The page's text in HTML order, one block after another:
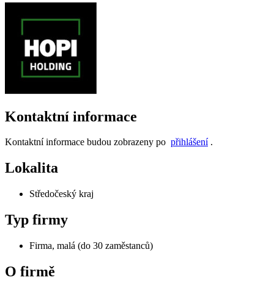
Kontaktní informace
Kontaktní informace budou zobrazeny po přihlášení.
Lokalita
Středočeský kraj
Typ firmy
Firma, malá (do 30 zaměstanců)
O firmě